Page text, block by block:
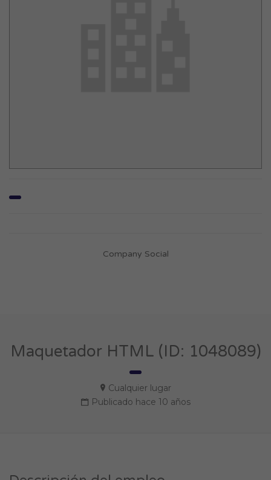
Company Social
Maquetador HTML (ID: 1048089)
Cualquier lugar
Publicado hace 10 años